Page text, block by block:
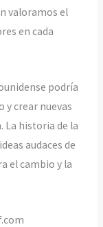
valoramos el
en cada
podría
y crear nuevas
La historia de la
audaces de
el cambio y la